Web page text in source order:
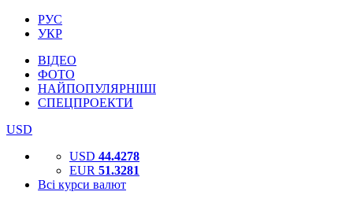
РУС
УКР
ВІДЕО
ФОТО
НАЙПОПУЛЯРНІШІ
СПЕЦПРОЕКТИ
USD
USD 44.4278
EUR 51.3281
Всі курси валют